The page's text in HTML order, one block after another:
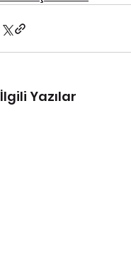
İlgili Yazılar